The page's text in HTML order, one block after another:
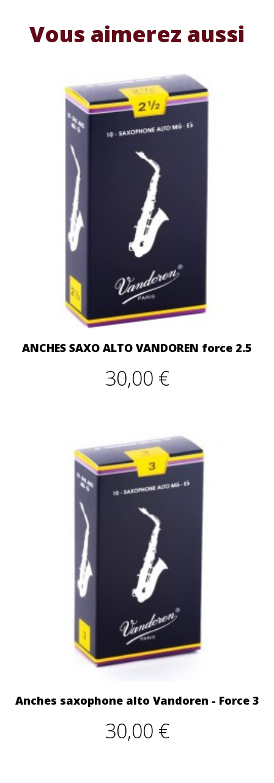
Vous aimerez aussi
ANCHES SAXO ALTO VANDOREN force 2.5
30,00 €
Anches saxophone alto Vandoren - Force 3
30,00 €